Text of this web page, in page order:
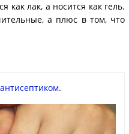
как лак, а носится как гель.
а плюс в том, что
антисептиком.